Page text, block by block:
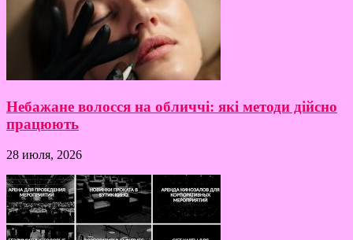
Небажане волосся на обличчі: які методи дійсно
працюють
28 июля, 2026